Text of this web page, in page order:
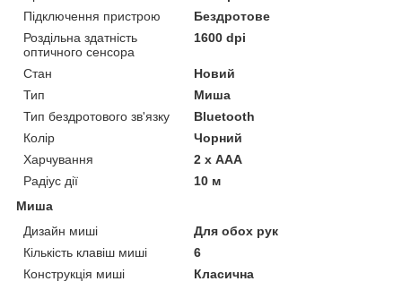
Підключення пристрою
Бездротове
Роздільна здатність
оптичного сенсора
1600 dpi
Стан
Новий
Тип
Миша
Тип бездротового зв'язку
Bluetooth
Колір
Чорний
Харчування
2 х AAA
Радіус дії
10 м
Миша
Дизайн миші
Для обох рук
Кількість клавіш миші
6
Конструкція миші
Класична